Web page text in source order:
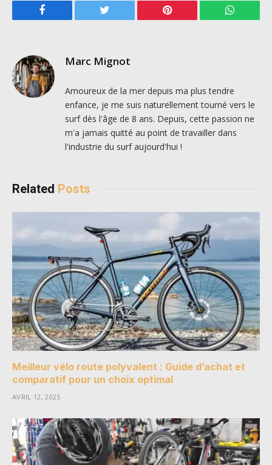
Facebook Twitter Pinterest
Marc Mignot
Amoureux de la mer depuis ma plus tendre
enfance, je me suis naturellement tourné vers le
surf dès l'âge de 8 ans. Depuis, cette passion ne
m'a jamais quitté au point de travailler dans
l'industrie du surf aujourd'hui !
Related Posts
Meilleur vélo route polyvalent : Guide d’achat et
comparatif pour un choix optimal
AVRIL 12, 2025